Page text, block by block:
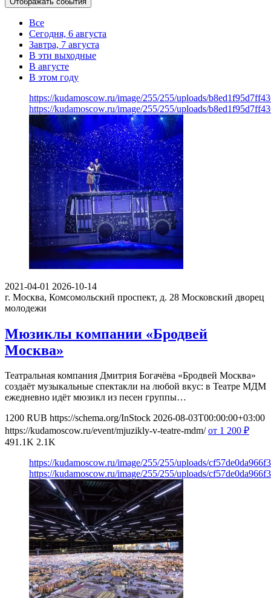
Все
Сегодня, 6 августа
Завтра, 7 августа
В эти выходные
В августе
В этом году
https://kudamoscow.ru/image/255/255/uploads/
https://kudamoscow.ru/image/255/255/uploads/
2021-04-01 2026-10-14
г. Москва, Комсомольский проспект, д. 28 Московский дворец
молодежи
Мюзиклы компании «Бродвей
Москва»
Театральная компания Дмитрия Богачёва «Бродвей Москва»
создаёт музыкальные спектакли на любой вкус: в Театре МДМ
ежедневно идёт мюзикл из песен группы…
1200 RUB https://schema.org/InStock 2026-08-03T00:00:00+03:00
https://kudamoscow.ru/event/mjuzikly-v-teatre-mdm/ от 1 200 ₽
491.1K 2.1K
https://kudamoscow.ru/image/255/255/uploads/
https://kudamoscow.ru/image/255/255/uploads/